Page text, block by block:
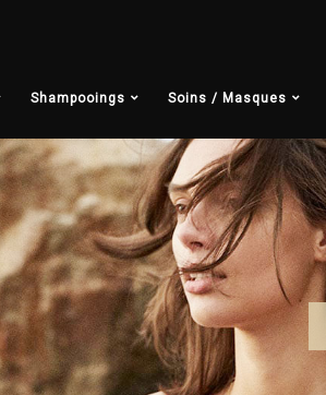
Shampooings Soins / Masques